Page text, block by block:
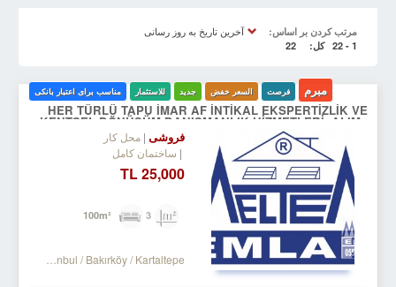
مرتب کردن بر اساس: آخرین تاریخ به روز رسانی
1 - 22 کل: 22
مبرم فرصت السعر خفض جدید للاستثمار مناسب برای اعتبار بانکی
HER TÜRLÜ TAPU İMAR AF İNTİKAL EKSPERTİZLİK VE
KENTSEL DÖNÜŞÜM DANIŞMANLIK HİZMETLERİ- ALIM .
SATIM. KİRALAMA DA 34 YILLIK TECRÜBE.
فروشی محل کار
ساختمان کامل
25,000 TL
3
Turkey Istanbul / Bakırköy / Kartaltepe